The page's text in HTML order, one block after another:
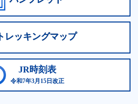
トレッキングマップ
JR時刻表
令和7年3月15日改正